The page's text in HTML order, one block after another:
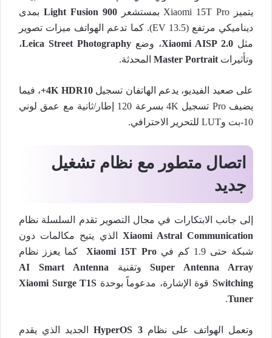
يتميز Xiaomi 15T Pro بمستشعر
Light Fusion 900 بمدى
ديناميكي مرتفع (13.5 EV). كما تدعم الهواتف ميزات تصوير
مثل Xiaomi AISP 2.0، وضع Leica Street Photography،
وتأثيرات Master Portrait المحدثة.
على صعيد الفيديو، يدعم الهاتفان تسجيل4K HDR10+ ، فيما
يضيف Pro تسجيل 4K بسرعة 120 إطار/ثانية مع عمق لوني
10-بت وLUT للتحرير الاحترافي.
اتصال متطور مع نظام تشغيل
جديد
إلى جانب الابتكارات في مجال التصوير تقدم السلسلة نظام
Xiaomi Astral Communication الذي يتيح مكالمات دون
شبكة حتى 1.9 كم في
Xiaomi 15T Proكما يعزز نظام
Super Antenna Arrayوتقنية AI Smart Antenna
Switchingقوة الإشارة، مدعوماً بوحدة Xiaomi Surge T1S
Tuner
.
وتعمل الهواتف على نظامHyperOS 3الجديد الذي يقدم